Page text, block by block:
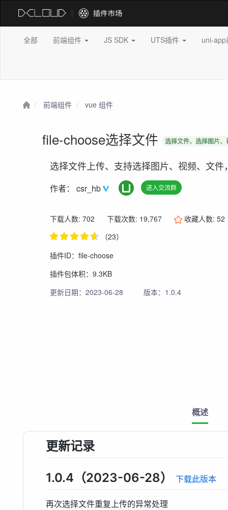
全部 前端组件 JS SDK UTS插件 uni-
前端组件 vue 组件
file-choose选择文件 选择文件、选择图片
选择文件上传、支持选择图片、视频、文
作者：csr_hb 进入交流群
下载人数: 702 下载次数: 19,767 收藏人数:52
（23）
插件ID：file-choose
插件包体积：9.3KB
更新日期：2023-06-28
版本：1.0.4
概述
更新记录
1.0.4（2023-06-28） 下载此版本
再次选择文件重复上传的异常处理